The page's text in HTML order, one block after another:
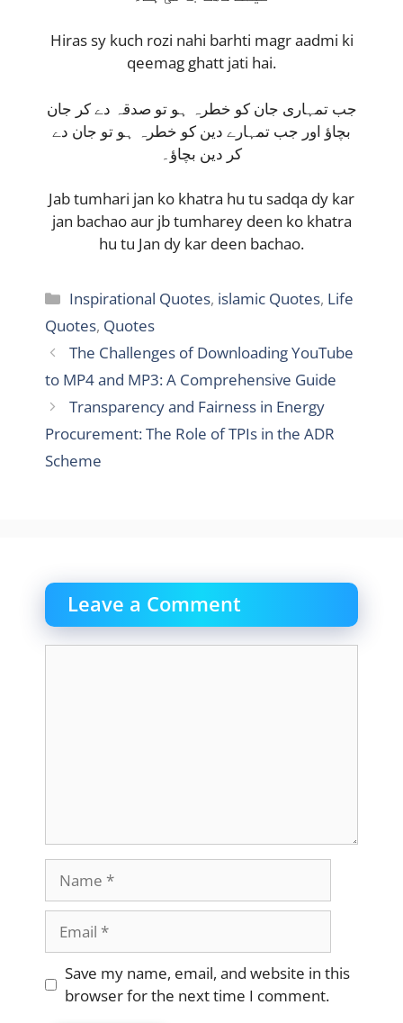
Hiras sy kuch rozi nahi barhti magr aadmi ki
qeemag ghatt jati hai.
جب تمہاری جان کو خطرہ ہو تو صدقہ دے کر جان
بچاؤ اور جب تمہارے دین کو خطرہ ہو تو جان دے
کر دین بچاؤ۔
Jab tumhari jan ko khatra hu tu sadqa dy kar
jan bachao aur jb tumharey deen ko khatra
hu tu Jan dy kar deen bachao.
Categories
Inspirational Quotes, islamic Quotes, Life
Quotes, Quotes
The Challenges of Downloading YouTube
to MP4 and MP3: A Comprehensive Guide
Transparency and Fairness in Energy
Procurement: The Role of TPIs in the ADR
Scheme
Leave a Comment
Website
Save my name, email, and website in this
browser for the next time I comment.